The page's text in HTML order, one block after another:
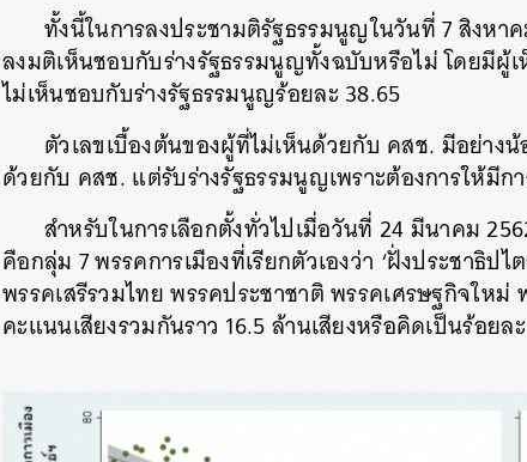
ทั้งนี้ในการลงประชามติรัฐธรรมนูญในวันที่ 7 สิงห
ลงมติเห็นชอบกับร่างรัฐธรรมนูญทั้งฉบับหรือไม่ โดยมีผู้
ไม่เห็นชอบกับร่างรัฐธรรมนูญร้อยละ 38.65
ตัวเลขเบื้องต้นของผู้ที่ไม่เห็นด้วยกับ คสช. มีอย่าง
ด้วยกับ คสช. แต่รับร่างรัฐธรรมนูญเพราะต้องการให้มีก
สำหรับในการเลือกตั้งทั่วไปเมื่อวันที่ 24 มีนาคม
คือกลุ่ม 7 พรรคการเมืองที่เรียกตัวเองว่า ‘ฝั่งประชาธิ
พรรคเสรีรวมไทย พรรคประชาชาติ พรรคเศรษฐกิจให
คะแนนเสียงรวมกันราว 16.5 ล้านเสียงหรือคิดเป็นร้อย
SHARE TWEET